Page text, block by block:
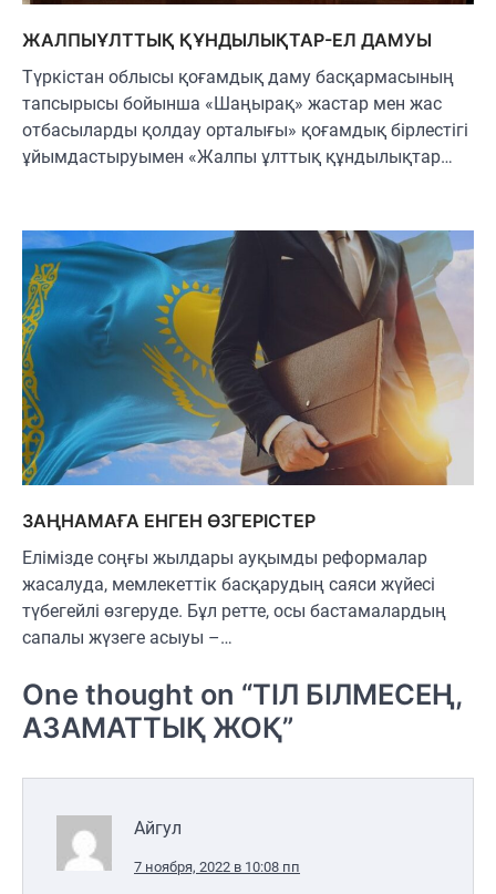
ЖАЛПЫҰЛТТЫҚ ҚҰНДЫЛЫҚТАР-ЕЛ ДАМУЫ
Түркістан облысы қоғамдық даму басқармасының
тапсырысы бойынша «Шаңырақ» жастар мен жас
отбасыларды қолдау орталығы» қоғамдық бірлестігі
ұйымдастыруымен «Жалпы ұлттық құндылықтар…
ЗАҢНАМАҒА ЕНГЕН ӨЗГЕРІСТЕР
Елімізде соңғы жылдары ауқымды реформалар
жасалуда, мемлекеттік басқарудың саяси жүйесі
түбегейлі өзгеруде. Бұл ретте, осы бастамалардың
сапалы жүзеге асыуы –…
One thought on “ТІЛ БІЛМЕСЕҢ,
АЗАМАТТЫҚ ЖОҚ”
Айгул
7 ноября, 2022 в 10:08 пп